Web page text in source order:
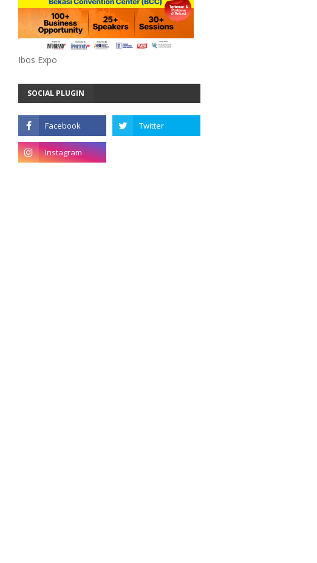
Ibos Expo
SOCIAL PLUGIN